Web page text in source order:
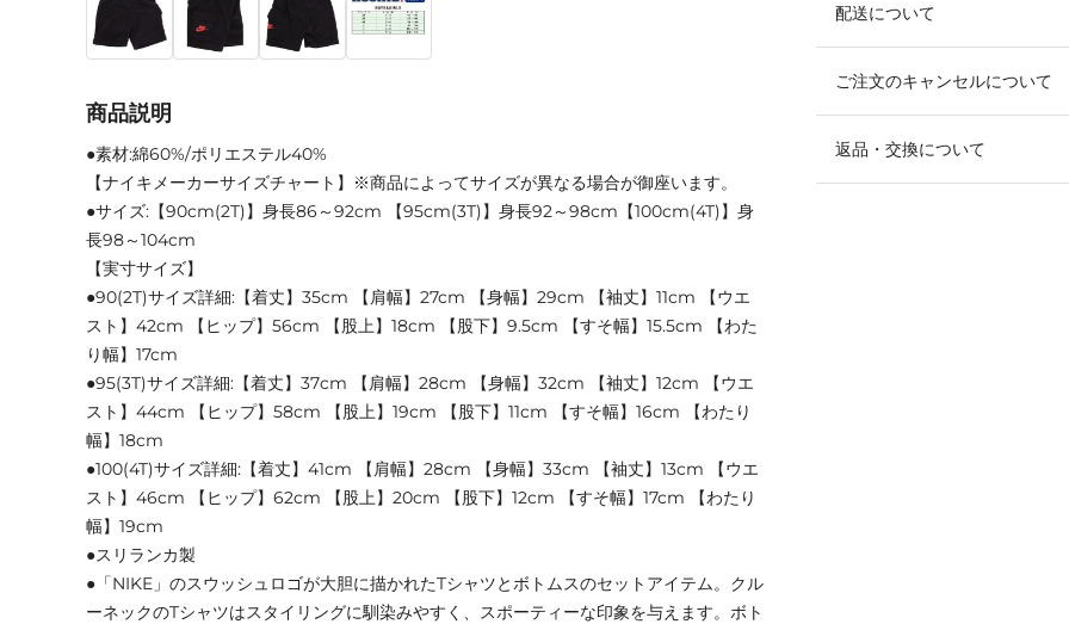
配送について
ご注文のキャンセルについて
返品・交換について
商品説明
●素材:綿60%/ポリエステル40%
【ナイキメーカーサイズチャート】※商品によってサイズが異なる場合が御座います。
●サイズ:【90cm(2T)】身長86～92cm 【95cm(3T)】身長92～98cm【100cm(4T)】身
長98～104cm
【実寸サイズ】
●90(2T)サイズ詳細:【着丈】35cm 【肩幅】27cm 【身幅】29cm 【袖丈】11cm 【ウエ
スト】42cm 【ヒップ】56cm 【股上】18cm 【股下】9.5cm 【すそ幅】15.5cm 【わた
り幅】17cm
●95(3T)サイズ詳細:【着丈】37cm 【肩幅】28cm 【身幅】32cm 【袖丈】12cm 【ウエ
スト】44cm 【ヒップ】58cm 【股上】19cm 【股下】11cm 【すそ幅】16cm 【わたり
幅】18cm
●100(4T)サイズ詳細:【着丈】41cm 【肩幅】28cm 【身幅】33cm 【袖丈】13cm 【ウエ
スト】46cm 【ヒップ】62cm 【股上】20cm 【股下】12cm 【すそ幅】17cm 【わたり
幅】19cm
●スリランカ製
●「NIKE」のスウッシュロゴが大胆に描かれたTシャツとボトムスのセットアイテム。クル
ーネックのTシャツはスタイリングに馴染みやすく、スポーティーな印象を与えます。ボト